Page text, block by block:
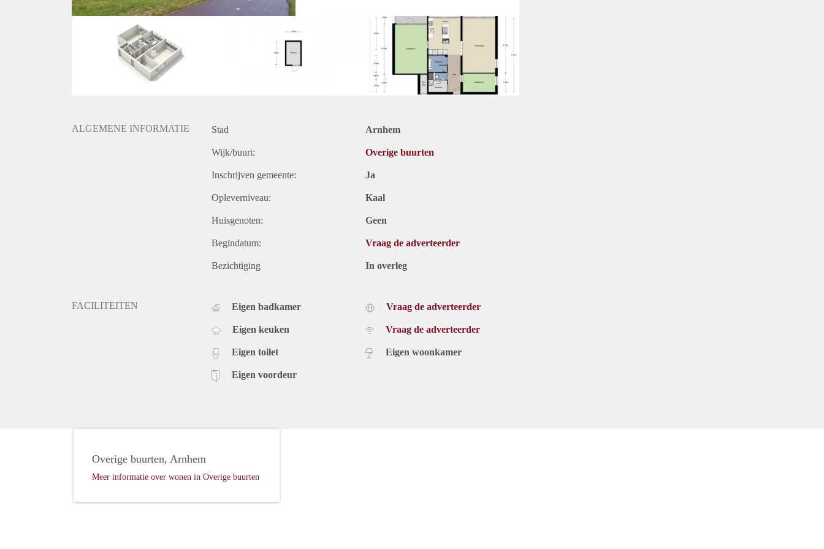
ALGEMENE INFORMATIE Stad Arnhem
Wijk/buurt: Overige buurten
Inschrijven gemeente: Ja
Opleverniveau: Kaal
Huisgenoten: Geen
Begindatum: Vraag de adverteerder
Bezichtiging In overleg
FACILITEITEN Eigen badkamer
Eigen keuken
Eigen toilet
Eigen voordeur
Vraag de adverteerder
Vraag de adverteerder
Eigen woonkamer
Overige buurten, Arnhem
Meer informatie over wonen in Overige buurten